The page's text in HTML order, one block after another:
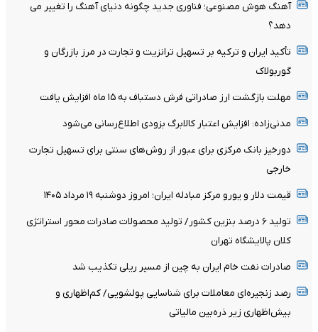
آهنگ هوش مصنوعی؛ فناوری جدید چگونه دنیای آهنگ را تغییر می
دهد؟
تأکید ایران و ترکیه بر تسهیل ترانزیت و تجارت در مرز بازرگان و
گوربولاک
مهلت بازگشت ارز صادراتی فرش دستباف به ۱۵ ماه افزایش یافت
مدنی‌زاده: افزایش اعتبار کالابرگ بزودی اطلاع‌رسانی می‌شود
دورخیز بانک مرکزی برای عبور از روش‌های سنتی برای تسهیل تجارت
خارجی
قیمت دلار و یورو مرکز مبادله ایران؛ امروز دوشنبه ۱۹ مرداد ۱۴۰۵
تولید ۶ درصد بنزین کشور/ تولید محصولات صادرات محور استراتژی
کلان پالایشگاه تهران
صادرات نفت خام ایران به چین از مسیر ریلی تکذیب شد
رصد زنجیره‌ای معاملات برای شناسایی پولشویی/ کم‌اظهاری و
بیش‌اظهاری زیر ذره‌بین مالیاتی